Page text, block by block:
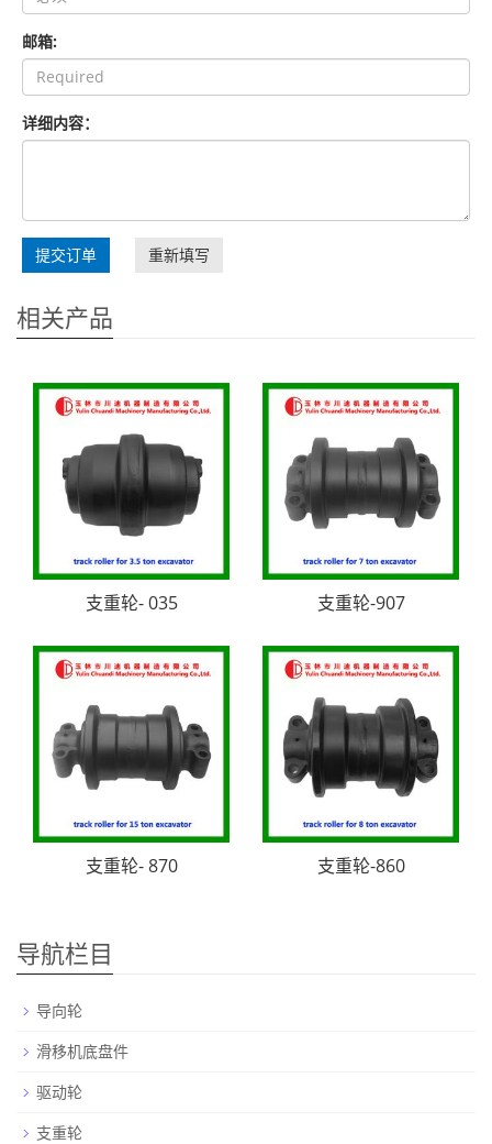
邮箱:
详细内容：
提交订单 重新填写
相关产品
支重轮- 035 支重轮-907
支重轮- 870 支重轮-860
导航栏目
导向轮
滑移机底盘件
驱动轮
支重轮